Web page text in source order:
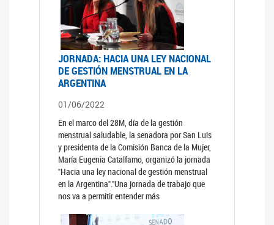
JORNADA: HACIA UNA LEY NACIONAL
DE GESTIÓN MENSTRUAL EN LA
ARGENTINA
01/06/2022
En el marco del 28M, día de la gestión
menstrual saludable, la senadora por San Luis
y presidenta de la Comisión Banca de la Mujer,
María Eugenia Catalfamo, organizó la jornada
"Hacia una ley nacional de gestión menstrual
en la Argentina"."Una jornada de trabajo que
nos va a permitir entender más